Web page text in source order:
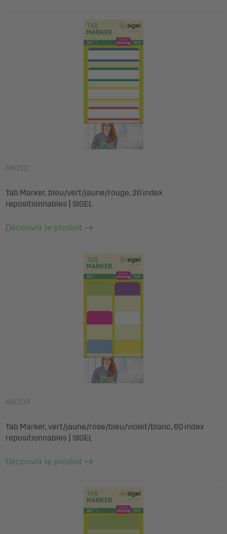
HN202
Tab Marker, bleu/vert/jaune/rouge, 20 index
repositionnables | SIGEL
Découvrir le produit
HN203
Tab Marker, vert/jaune/rose/bleu/violet/blanc, 60 index
repositionnables | SIGEL
Découvrir le produit